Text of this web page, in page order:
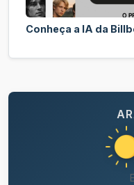
Conheça a IA da